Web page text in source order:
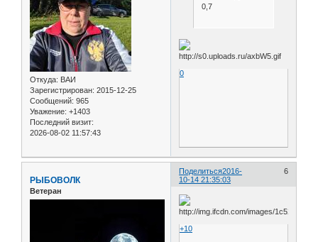
Откуда: ВАИ
Зарегистрирован: 2015-12-25
Сообщений: 965
Уважение: +1403
Последний визит:
2026-08-02 11:57:43
0,7
0
Поделиться 6
2016-
10-14 21:35:03
РЫБОВОЛК
Ветеран
+10